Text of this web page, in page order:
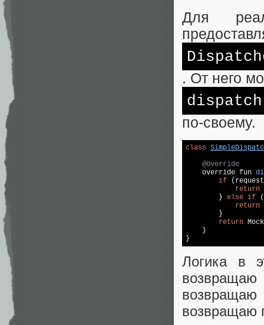
Для
. От него
dispatch
по-своему.
class
@Override
override fun
if
return
        }
else if
return
        }
return
    }
Логика в
возвращаю